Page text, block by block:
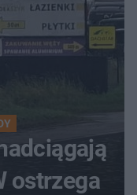
ostrzega